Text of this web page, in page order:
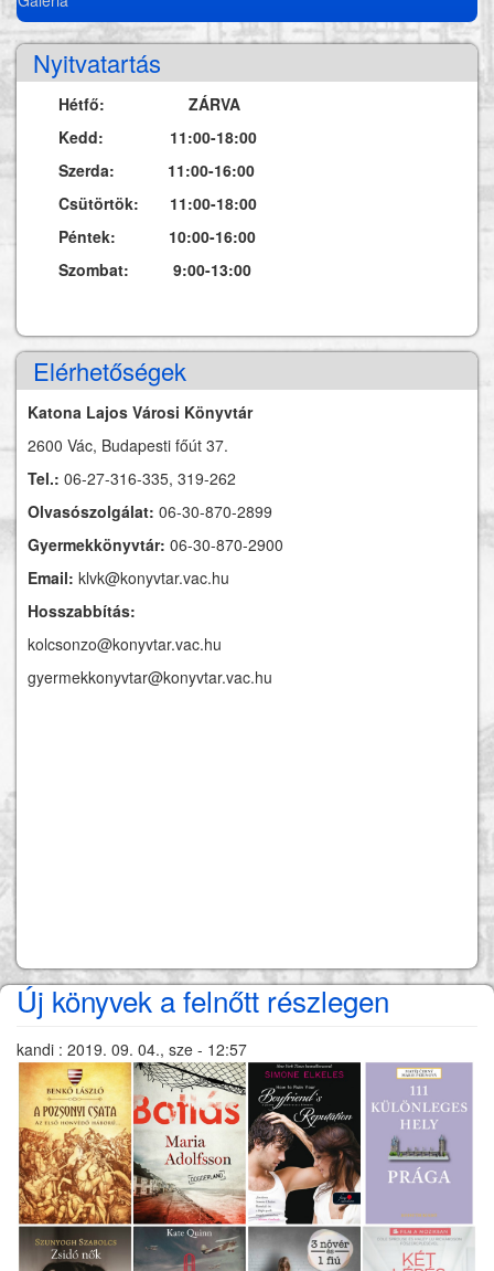
Nyitvatartás
Hétfő: ZÁRVA
Kedd: 11:00-18:00
Szerda: 11:00-16:00
Csütörtök: 11:00-18:00
Péntek: 10:00-16:00
Szombat: 9:00-13:00
Elérhetőségek
Katona Lajos Városi Könyvtár
2600 Vác, Budapesti főút 37.
Tel.: 06-27-316-335, 319-262
Olvasószolgálat: 06-30-870-2899
Gyermekkönyvtár: 06-30-870-2900
Email: klvk@konyvtar.vac.hu
Hosszabbítás:
kolcsonzo@konyvtar.vac.hu
gyermekkonyvtar@konyvtar.vac.hu
Új könyvek a felnőtt részlegen
kandi : 2019. 09. 04., sze - 12:57